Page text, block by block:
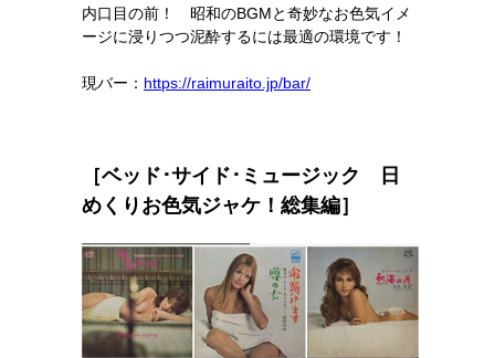
内口目の前！ 昭和のBGMと奇妙なお色気イメ
ージに浸りつつ泥酔するには最適の環境です！
現バー： https://raimuraito.jp/bar/
［ベッド･サイド･ミュージック 日
めくりお色気ジャケ！総集編］